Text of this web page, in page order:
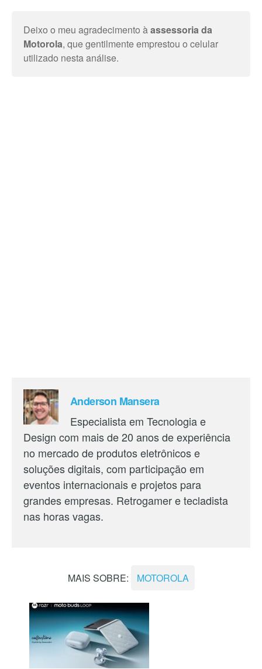
Deixo o meu agradecimento àassessoria da
Motorola, que gentilmente emprestou o celular
utilizado nesta análise.
Anderson Mansera
Especialista em Tecnologia e
Design com mais de 20 anos de experiência
no mercado de produtos eletrônicos e
soluções digitais, com participação em
eventos internacionais e projetos para
grandes empresas. Retrogamer e tecladista
nas horas vagas.
MAIS SOBRE: MOTOROLA